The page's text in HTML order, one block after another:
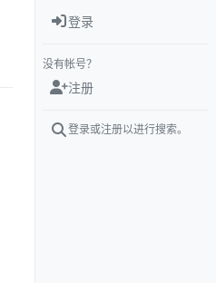
登录
没有帐号？
注册
登录或注册以进行搜索。